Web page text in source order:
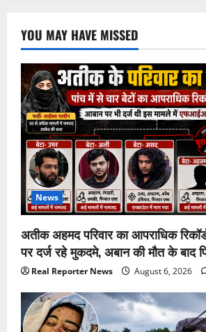
YOU MAY HAVE MISSED
News
अतीक अहमद परिवार का आपराधिक
पर दर्ज रहे मुकदमे, अबान की मौत के बाद
Real Reporter News August 6, 2026